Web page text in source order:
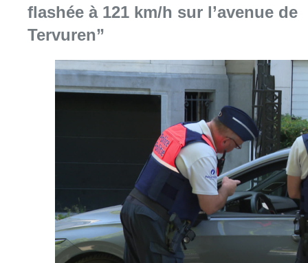
flashée à 121 km/h sur l’avenue de
Tervuren”